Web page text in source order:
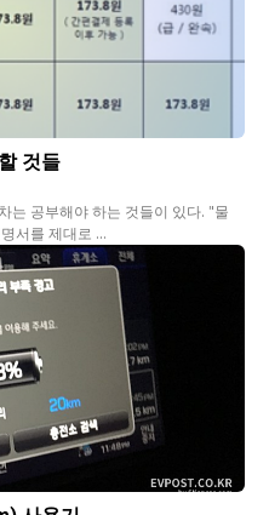
것들
는 공부해야 하는 것들이 있다. "물
서를 제대로 ...